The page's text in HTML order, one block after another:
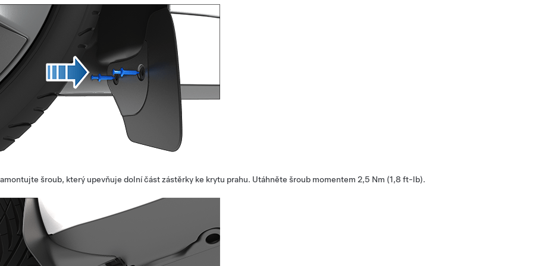
šroub, který upevňuje dolní část zástěrky ke krytu prahu. Utáhněte šroub momentem 2,5 Nm (1,8 ft-lb).